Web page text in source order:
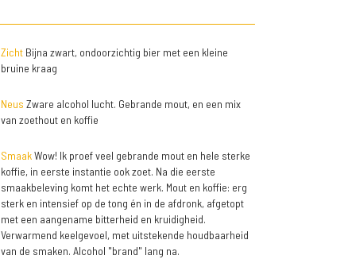
ZichtBijna zwart, ondoorzichtig bier met een kleine
bruine kraag
Neus Zware alcohol lucht. Gebrande mout, en een mix
van zoethout en koffie
SmaakWow! Ik proef veel gebrande mout en hele sterke
koffie, in eerste instantie ook zoet. Na die eerste
smaakbeleving komt het echte werk. Mout en koffie: erg
sterk en intensief op de tong én in de afdronk, afgetopt
met een aangename bitterheid en kruidigheid.
Verwarmend keelgevoel, met uitstekende houdbaarheid
van de smaken. Alcohol "brand" lang na.